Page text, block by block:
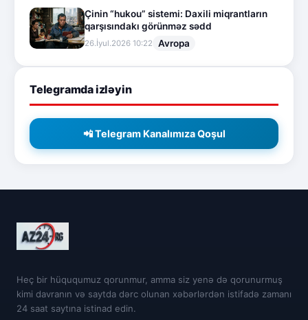
Çinin “hukou” sistemi: Daxili miqrantların
qarşısındakı görünməz sədd
26.İyul.2026 10:22 Avropa
Telegramda izləyin
📲 Telegram Kanalımıza Qoşul
Heç bir hüququmuz qorunmur, amma siz yenə də qorunurmuş
kimi davranın və saytda dərc olunan xəbərlərdən istifadə zamanı
24 saat saytına istinad edin.